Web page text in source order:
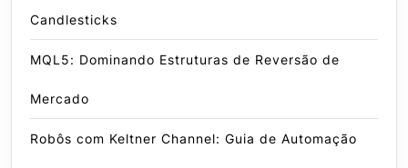
Candlesticks
MQL5: Dominando Estruturas de Reversão de
Mercado
Robôs com Keltner Channel: Guia de Automação